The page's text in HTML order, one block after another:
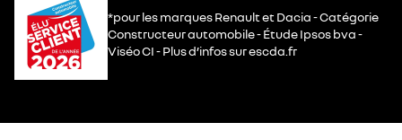
*pour les marques Renault et Dacia - Catégorie
Constructeur automobile - Étude Ipsos bva -
Viséo CI - Plus d’infos sur escda.fr